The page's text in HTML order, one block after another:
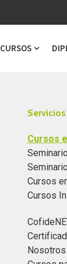
CURSOS
Show
Servicios
Cursos
Cursos
Cursos
Nosotros